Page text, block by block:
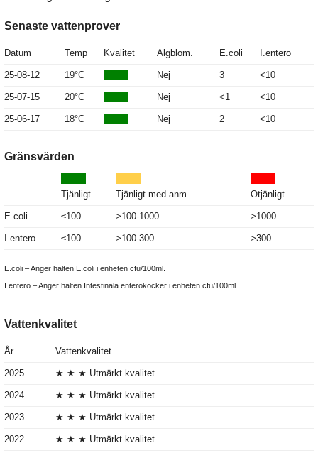
Senaste vattenprover
Datum Temp Kvalitet Algblom. E.coli I.entero
25-08-12 19°C Nej 3 <10
25-07-15 20°C Nej <1 <10
25-06-17 18°C Nej 2 <10
Gränsvärden
Tjänligt Tjänligt med anm. Otjänligt
E.coli ≤100 >100-1000 >1000
I.entero ≤100 >100-300 >300
E.coli – Anger halten E.coli i enheten cfu/100ml.
I.entero – Anger halten Intestinala enterokocker i enheten cfu/100ml.
Vattenkvalitet
År Vattenkvalitet
2025 ★ ★ ★ Utmärkt kvalitet
2024 ★ ★ ★ Utmärkt kvalitet
2023 ★ ★ ★ Utmärkt kvalitet
2022 ★ ★ ★ Utmärkt kvalitet